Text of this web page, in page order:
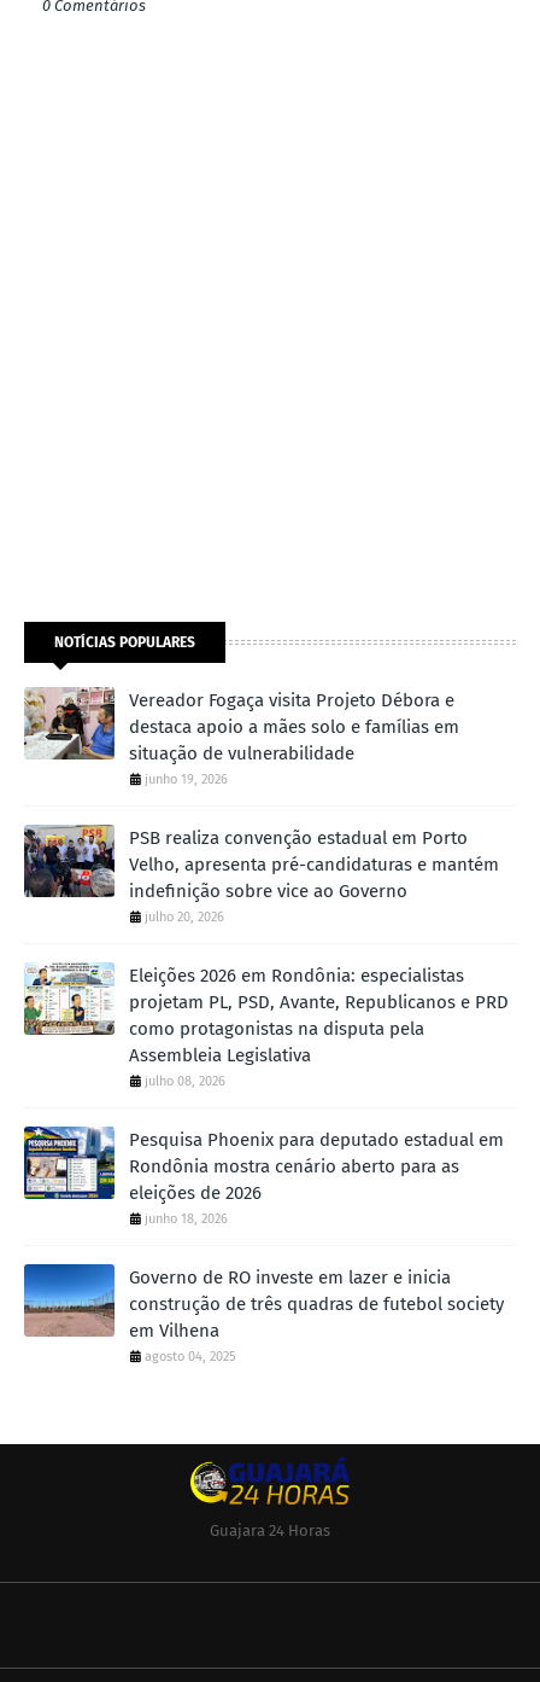
0 Comentários
NOTÍCIAS POPULARES
Vereador Fogaça visita Projeto Débora e
destaca apoio a mães solo e famílias em
situação de vulnerabilidade
junho 19, 2026
PSB realiza convenção estadual em Porto
Velho, apresenta pré-candidaturas e mantém
indefinição sobre vice ao Governo
julho 20, 2026
Eleições 2026 em Rondônia: especialistas
projetam PL, PSD, Avante, Republicanos e PRD
como protagonistas na disputa pela
Assembleia Legislativa
julho 08, 2026
Pesquisa Phoenix para deputado estadual em
Rondônia mostra cenário aberto para as
eleições de 2026
junho 18, 2026
Governo de RO investe em lazer e inicia
construção de três quadras de futebol society
em Vilhena
agosto 04, 2025
Guajara 24 Horas